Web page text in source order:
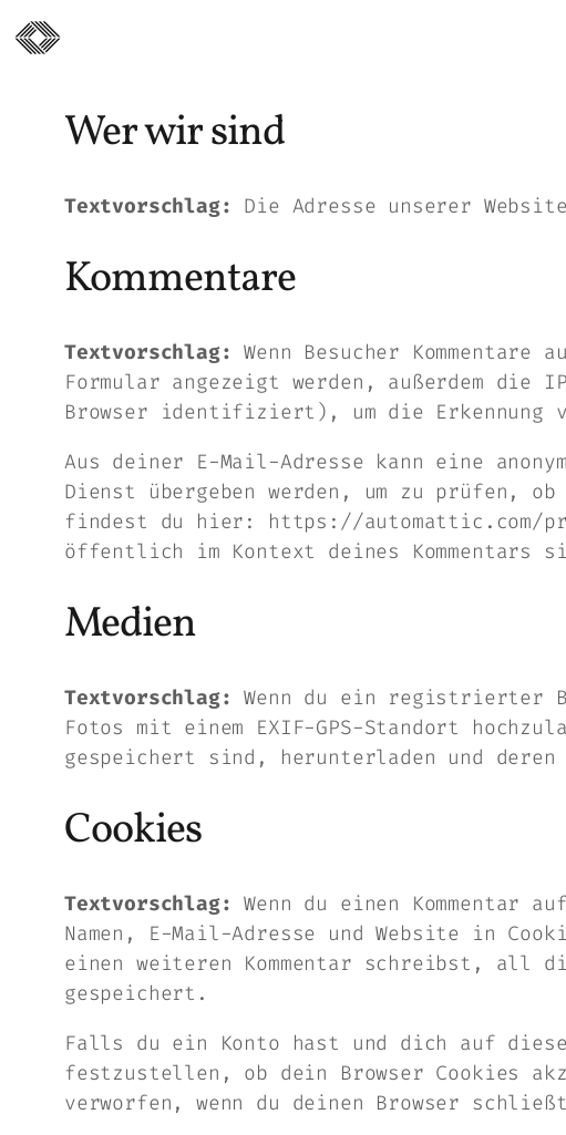
Wer wir sind
Textvorschlag: Die Adresse unserer
Kommentare
Textvorschlag:Wenn Besucher
Formular angezeigt werden, außerdem die
Browser identifiziert), um die Erkennung
Aus deiner E-Mail-Adresse kann eine
Dienst übergeben werden, um zu prüfen,
findest du hier: https://automattic.com/
öffentlich im Kontext deines Kommentars
Medien
Textvorschlag:Wenn du ein registrierter
Fotos mit einem EXIF-GPS-Standort
gespeichert sind, herunterladen und
Cookies
Textvorschlag:Wenn du einen
Namen, E-Mail-Adresse und Website in
einen weiteren Kommentar schreibst, all
gespeichert.
Falls du ein Konto hast und dich auf
festzustellen, ob dein Browser Cookies
verworfen, wenn du deinen Browser